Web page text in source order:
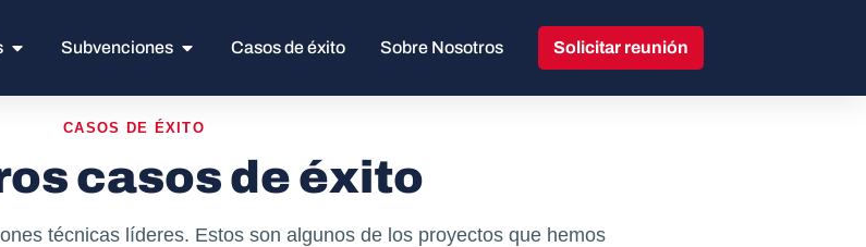
Subvenciones Casos de éxito Sobre Nosotros Solicitar reunión
CASOS DE ÉXITO
casos de éxito
técnicas líderes. Estos son algunos de los proyectos que hemos